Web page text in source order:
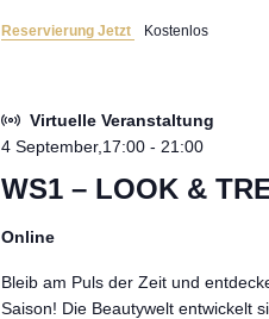
Reservierung Jetzt Kostenlos
WS1 – LOOK &
4 September,17:00- 21:00
Online
Virtuelle Veranstaltung
Bleib am Puls der Zeit und
Saison! Die Beautywelt entwickelt